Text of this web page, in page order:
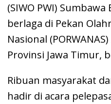
(SIWO PWI)
berlaga di Pekan
Nasional
Provinsi Jawa Timur,
Ribuan masyarakat
hadir di acara